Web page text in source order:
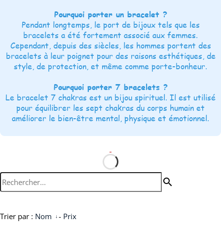
Pourquoi porter un bracelet ?
Pendant longtemps, le port de bijoux tels que les
bracelets a été fortement associé aux femmes.
Cependant, depuis des siècles, les hommes portent des
bracelets à leur poignet pour des raisons esthétiques, de
style, de protection, et même comme porte-bonheur.
Pourquoi porter 7 bracelets ?
Le bracelet 7 chakras est un bijou spirituel. Il est utilisé
pour équilibrer les sept chakras du corps humain et
améliorer le bien-être mental, physique et émotionnel.
search
Trier par : Nom - Prix